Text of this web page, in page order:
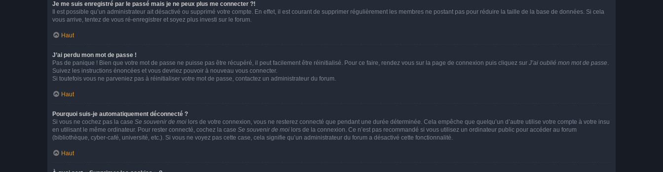
Je me suis enregistré par le passé mais je ne peux plus me connecter ?!
Il est possible qu’un administrateur ait désactivé ou supprimé votre compte. En effet, il est courant de supprimer régulièrement les membres ne postant pas pour réduire la taille de la base de données. Si cela
vous arrive, tentez de vous ré-enregistrer et soyez plus investi sur le forum.
Haut
J’ai perdu mon mot de passe !
Pas de panique ! Bien que votre mot de passe ne puisse pas être récupéré, il peut facilement être réinitialisé. Pour ce faire, rendez vous sur la page de connexion puis cliquez sur J’ai oublié mon mot de passe.
Suivez les instructions énoncées et vous devriez pouvoir à nouveau vous connecter.
Si toutefois vous ne parveniez pas à réinitialiser votre mot de passe, contactez un administrateur du forum.
Haut
Pourquoi suis-je automatiquement déconnecté ?
Si vous ne cochez pas la case Se souvenir de moi lors de votre connexion, vous ne resterez connecté que pendant une durée déterminée. Cela empêche que quelqu’un d’autre utilise votre compte à votre insu
en utilisant le même ordinateur. Pour rester connecté, cochez la case Se souvenir de moi lors de la connexion. Ce n’est pas recommandé si vous utilisez un ordinateur public pour accéder au forum
(bibliothèque, cyber-café, université, etc.). Si vous ne voyez pas cette case, cela signifie qu’un administrateur du forum a désactivé cette fonctionnalité.
Haut